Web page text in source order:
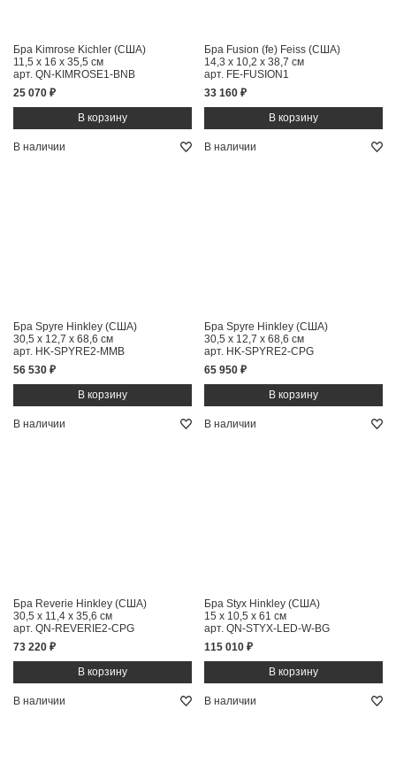
Бра Kimrose Kichler (США)
11,5 x 16 x 35,5 см
арт. QN-KIMROSE1-BNB
25 070 ₽
Бра Fusion (fe) Feiss (США)
14,3 x 10,2 x 38,7 см
арт. FE-FUSION1
33 160 ₽
В наличии
Бра Spyre Hinkley (США)
30,5 x 12,7 x 68,6 см
арт. HK-SPYRE2-MMB
56 530 ₽
В наличии
Бра Spyre Hinkley (США)
30,5 x 12,7 x 68,6 см
арт. HK-SPYRE2-CPG
65 950 ₽
В наличии
Бра Reverie Hinkley (США)
30,5 x 11,4 x 35,6 см
арт. QN-REVERIE2-CPG
73 220 ₽
В наличии
Бра Styx Hinkley (США)
15 x 10,5 x 61 см
арт. QN-STYX-LED-W-BG
115 010 ₽
В наличии В наличии